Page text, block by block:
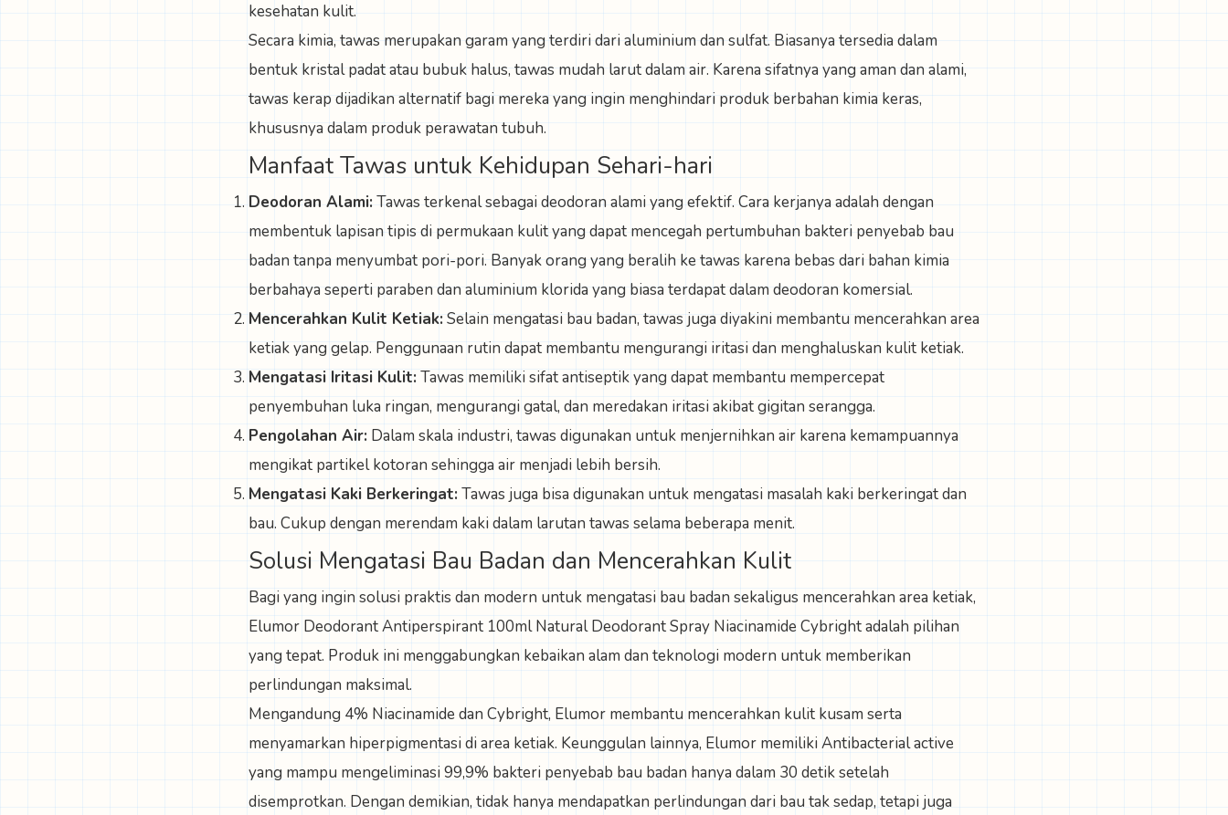
kesehatan kulit.
Secara kimia, tawas merupakan garam yang terdiri dari aluminium dan sulfat. Biasanya tersedia dalam
bentuk kristal padat atau bubuk halus, tawas mudah larut dalam air. Karena sifatnya yang aman dan alami,
tawas kerap dijadikan alternatif bagi mereka yang ingin menghindari produk berbahan kimia keras,
khususnya dalam produk perawatan tubuh.
Manfaat Tawas untuk Kehidupan Sehari-hari
Deodoran Alami: Tawas terkenal sebagai deodoran alami yang efektif. Cara kerjanya adalah dengan
membentuk lapisan tipis di permukaan kulit yang dapat mencegah pertumbuhan bakteri penyebab bau
badan tanpa menyumbat pori-pori. Banyak orang yang beralih ke tawas karena bebas dari bahan kimia
berbahaya seperti paraben dan aluminium klorida yang biasa terdapat dalam deodoran komersial.
Mencerahkan Kulit Ketiak: Selain mengatasi bau badan, tawas juga diyakini membantu mencerahkan area
ketiak yang gelap. Penggunaan rutin dapat membantu mengurangi iritasi dan menghaluskan kulit ketiak.
Mengatasi Iritasi Kulit: Tawas memiliki sifat antiseptik yang dapat membantu mempercepat
penyembuhan luka ringan, mengurangi gatal, dan meredakan iritasi akibat gigitan serangga.
Pengolahan Air: Dalam skala industri, tawas digunakan untuk menjernihkan air karena kemampuannya
mengikat partikel kotoran sehingga air menjadi lebih bersih.
Mengatasi Kaki Berkeringat: Tawas juga bisa digunakan untuk mengatasi masalah kaki berkeringat dan
bau. Cukup dengan merendam kaki dalam larutan tawas selama beberapa menit.
Solusi Mengatasi Bau Badan dan Mencerahkan Kulit
Bagi yang ingin solusi praktis dan modern untuk mengatasi bau badan sekaligus mencerahkan area ketiak,
Elumor Deodorant Antiperspirant 100ml Natural Deodorant Spray Niacinamide Cybright adalah pilihan
yang tepat. Produk ini menggabungkan kebaikan alam dan teknologi modern untuk memberikan
perlindungan maksimal.
Mengandung 4% Niacinamide dan Cybright, Elumor membantu mencerahkan kulit kusam serta
menyamarkan hiperpigmentasi di area ketiak. Keunggulan lainnya, Elumor memiliki Antibacterial active
yang mampu mengeliminasi 99,9% bakteri penyebab bau badan hanya dalam 30 detik setelah
disemprotkan. Dengan demikian, tidak hanya mendapatkan perlindungan dari bau tak sedap, tetapi juga